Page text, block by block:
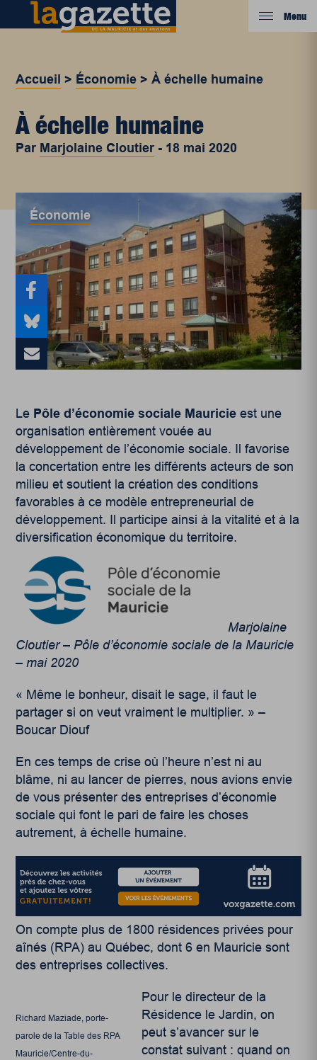
Menu
Accueil > Économie >À échelle humaine
À échelle humaine
Par Marjolaine Cloutier - 18 mai 2020
Économie
Le Pôle d’économie sociale Mauricie est une
organisation entièrement vouée au
développement de l’économie sociale. Il favorise
la concertation entre les différents acteurs de son
milieu et soutient la création des conditions
favorables à ce modèle entrepreneurial de
développement. Il participe ainsi à la vitalité et à la
diversification économique du territoire.
Marjolaine
Cloutier – Pôle d’économie sociale de la Mauricie
– mai 2020
« Même le bonheur, disait le sage, il faut le
partager si on veut vraiment le multiplier. » –
Boucar Diouf
En ces temps de crise où l’heure n’est ni au
blâme, ni au lancer de pierres, nous avions envie
de vous présenter des entreprises d’économie
sociale qui font le pari de faire les choses
autrement, à échelle humaine.
On compte plus de 1800 résidences privées pour
aînés (RPA) au Québec, dont 6 en Mauricie sont
des entreprises collectives.
Richard Maziade, porte-
parole de la Table des RPA
Mauricie/Centre-du-
Pour le directeur de la
Résidence le Jardin, on
peut s’avancer sur le
constat suivant : quand on